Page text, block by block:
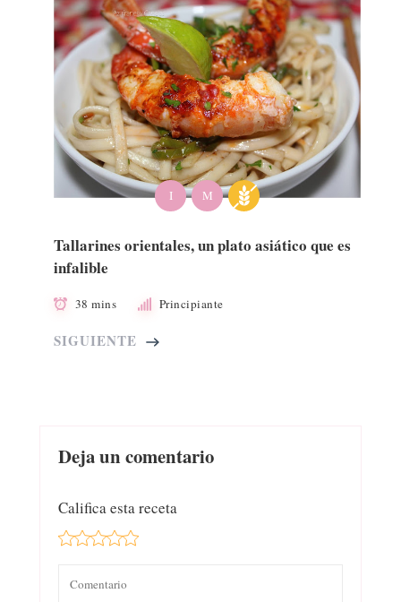
I M
Tallarines orientales, un plato asiático que es
infalible
38 mins Principiante
SIGUIENTE
Deja un comentario
Califica esta receta